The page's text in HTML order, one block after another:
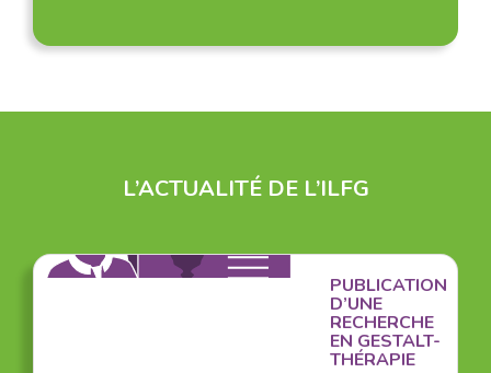
L’ACTUALITÉ DE L’ILFG
PUBLICATION
D’UNE
RECHERCHE
EN GESTALT-
THÉRAPIE